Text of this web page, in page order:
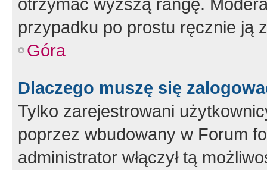
przypadku po prostu ręcznie ją
Góra
Dlaczego muszę się
Tylko zarejestrowani
poprzez wbudowany w Forum
administrator włączył tą